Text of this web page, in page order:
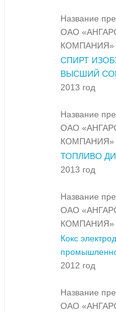
Название
ОАО
КОМПАНИЯ»
СПИРТ
ВЫСШИЙ
2013 год
Название
ОАО
КОМПАНИЯ»
ТОПЛИВО
2013 год
Название
ОАО
КОМПАНИЯ»
Кокс
2012 год
Название
ОАО